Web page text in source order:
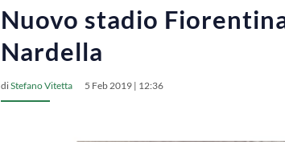
Nuovo stadio
Nardella
diStefano Vitetta 5 Feb 2019 | 12:36